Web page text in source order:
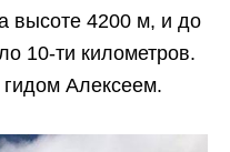
высоте 4200 м, и до
10-ти километров.
Алексеем.